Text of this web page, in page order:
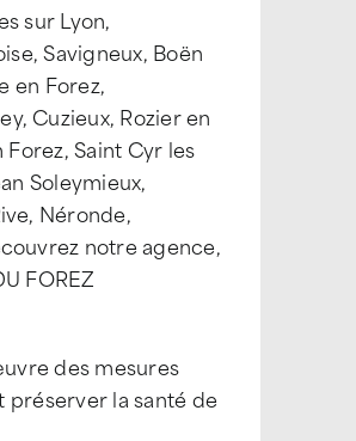
sur Lyon,
Savigneux, Boën
en Forez,
Cuzieux, Rozier en
Saint Cyr les
Soleymieux,
Néronde,
notre agence,
FOREZ
des mesures
la santé de